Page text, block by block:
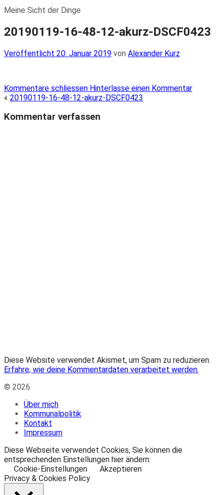
Meine Sicht der Dinge
20190119-16-48-12-akurz-DSCF0423
Veröffentlicht
Veröffentlicht 20. Januar 2019 von Alexander Kurz
Kommentare schliessen Hinterlasse einen Kommentar
« 20190119-16-48-12-akurz-DSCF0423
Kommentar verfassen
Diese Website verwendet Akismet, um Spam zu reduzieren.
Erfahre, wie deine Kommentardaten verarbeitet werden.
© 2026
Über mich
Kommunalpolitik
Kontakt
Impressum
Diese Webseite verwendet Cookies, Sie können die
entsprechenden Einstellungen hier ändern:
Cookie-Einstellungen
Akzeptieren
Privacy & Cookies Policy